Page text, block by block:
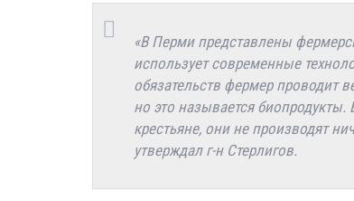
«В Перми представлены
использует современные
обязательств фермер проводит
но это называется
крестьяне, они не производят
утверждал г-н Стерлигов.